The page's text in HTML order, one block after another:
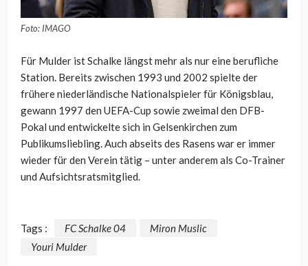
Foto: IMAGO
Für Mulder ist Schalke längst mehr als nur eine berufliche
Station. Bereits zwischen 1993 und 2002 spielte der
frühere niederländische Nationalspieler für Königsblau,
gewann 1997 den UEFA-Cup sowie zweimal den DFB-
Pokal und entwickelte sich in Gelsenkirchen zum
Publikumsliebling. Auch abseits des Rasens war er immer
wieder für den Verein tätig – unter anderem als Co-Trainer
und Aufsichtsratsmitglied.
Tags : FC Schalke 04
Miron Muslic
Youri Mulder